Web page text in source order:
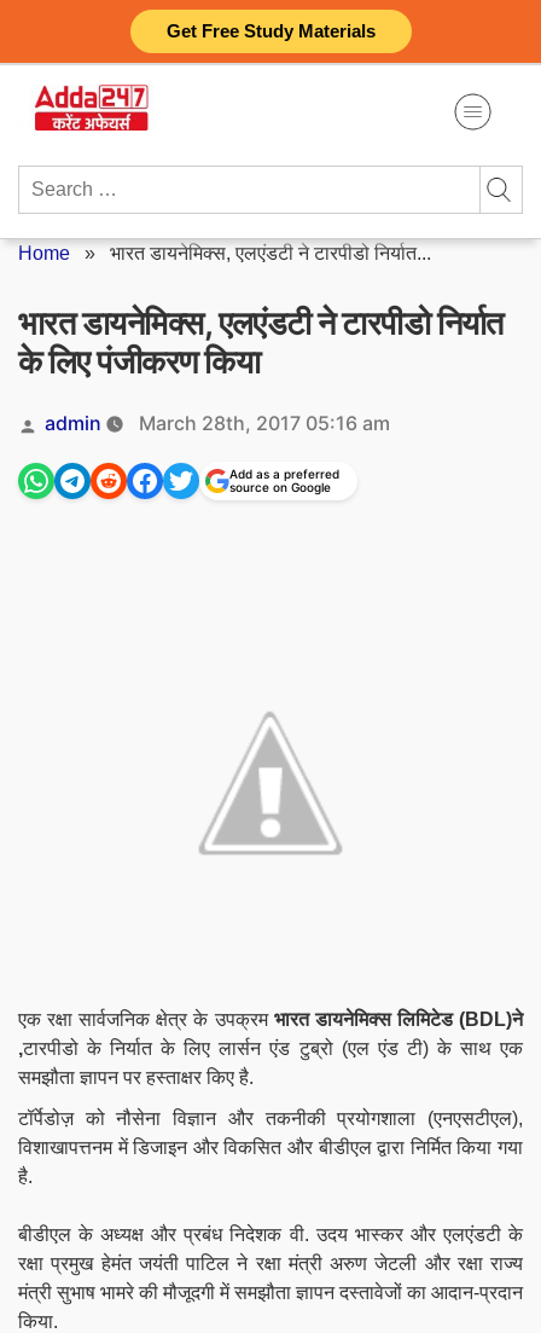
Get Free Study Materials
content
Search
Home » भारत डायनेमिक्स, एलएंडटी ने टारपीडो निर्यात...
भारत डायनेमिक्स, एलएंडटी ने टारपीडो निर्यात
के लिए पंजीकरण किया
Posted
by
admin March 28th, 2017 05:16 am
Add as a preferred
source on Google
एक रक्षा सार्वजनिक क्षेत्र के उपक्रम भारत डायनेमिक्स लिमिटेड (BDL)ने
,टारपीडो के निर्यात के लिए लार्सन एंड टुब्रो (एल एंड टी) के साथ एक
समझौता ज्ञापन पर हस्ताक्षर किए है.
टॉर्पेडोज़ को नौसेना विज्ञान और तकनीकी प्रयोगशाला (एनएसटीएल),
विशाखापत्तनम में डिजाइन और विकसित और बीडीएल द्वारा निर्मितकिया गया
है.
बीडीएल के अध्यक्ष और प्रबंध निदेशक वी. उदय भास्कर और एलएंडटी के
रक्षा प्रमुख हेमंत जयंती पाटिल ने रक्षा मंत्री अरुण जेटली और रक्षा राज्य
मंत्री सुभाष भामरे की मौजूदगी में समझौता ज्ञापन दस्तावेजों का आदान-प्रदान
किया.